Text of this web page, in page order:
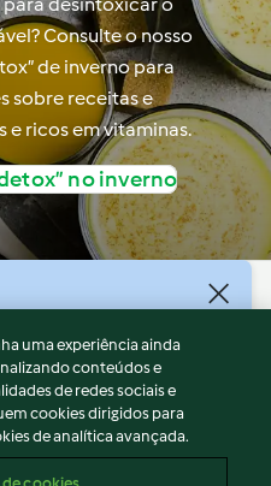
Consulte o nosso
de inverno para
sobre receitas e
e ricos em vitaminas.
no inverno
uma experiência ainda
conteúdos e
de redes sociais e
cookies dirigidos para
de analítica avançada.